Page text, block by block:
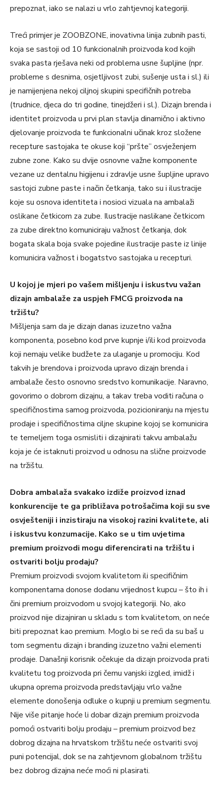
prepoznat, iako se nalazi u vrlo zahtjevnoj kategoriji.
Treći primjer je ZOOBZONE, inovativna linija zubnih pasti,
koja se sastoji od 10 funkcionalnih proizvoda kod kojih
svaka pasta rješava neki od problema usne šupljine (npr.
probleme s desnima, osjetljivost zubi, sušenje usta i sl.) ili
je namijenjena nekoj ciljnoj skupini specifičnih potreba
(trudnice, djeca do tri godine, tinejdžeri i sl.). Dizajn brenda i
identitet proizvoda u prvi plan stavlja dinamično i aktivno
djelovanje proizvoda te funkcionalni učinak kroz složene
recepture sastojaka te okuse koji “pršte” osvježenjem
zubne zone. Kako su dvije osnovne važne komponente
vezane uz dentalnu higijenu i zdravlje usne šupljine upravo
sastojci zubne paste i način četkanja, tako su i ilustracije
koje su osnova identiteta i nosioci vizuala na ambalaži
oslikane četkicom za zube. Ilustracije naslikane četkicom
za zube direktno komuniciraju važnost četkanja, dok
bogata skala boja svake pojedine ilustracije paste iz linije
komunicira važnost i bogatstvo sastojaka u recepturi.
U kojoj je mjeri po vašem mišljenju i iskustvu važan
dizajn ambalaže za uspjeh FMCG proizvoda na
tržištu?
Mišljenja sam da je dizajn danas izuzetno važna
komponenta, posebno kod prve kupnje i/ili kod proizvoda
koji nemaju velike budžete za ulaganje u promociju. Kod
takvih je brendova i proizvoda upravo dizajn brenda i
ambalaže često osnovno sredstvo komunikacije. Naravno,
govorimo o dobrom dizajnu, a takav treba voditi računa o
specifičnostima samog proizvoda, pozicioniranju na mjestu
prodaje i specifičnostima ciljne skupine kojoj se komunicira
te temeljem toga osmisliti i dizajnirati takvu ambalažu
koja je će istaknuti proizvod u odnosu na slične proizvode
na tržištu.
Dobra ambalaža svakako izdiže proizvod iznad
konkurencije te ga približava potrošačima koji su sve
osvješteniji i inzistiraju na visokoj razini kvalitete, ali
i iskustvu konzumacije. Kako se u tim uvjetima
premium proizvodi mogu diferencirati na tržištu i
ostvariti bolju prodaju?
Premium proizvodi svojom kvalitetom ili specifičnim
komponentama donose dodanu vrijednost kupcu – što ih i
čini premium proizvodom u svojoj kategoriji. No, ako
proizvod nije dizajniran u skladu s tom kvalitetom, on neće
biti prepoznat kao premium. Moglo bi se reći da su baš u
tom segmentu dizajn i branding izuzetno važni elementi
prodaje. Današnji korisnik očekuje da dizajn proizvoda prati
kvalitetu tog proizvoda pri čemu vanjski izgled, imidž i
ukupna oprema proizvoda predstavljaju vrlo važne
elemente donošenja odluke o kupnji u premium segmentu.
Nije više pitanje hoće li dobar dizajn premium proizvoda
pomoći ostvariti bolju prodaju – premium proizvod bez
dobrog dizajna na hrvatskom tržištu neće ostvariti svoj
puni potencijal, dok se na zahtjevnom globalnom tržištu
bez dobrog dizajna neće moći ni plasirati.